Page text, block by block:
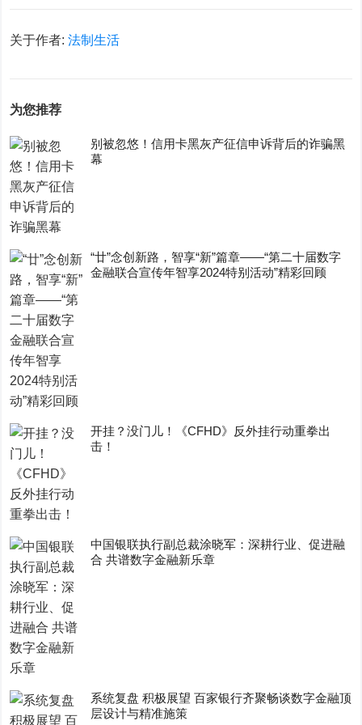
关于作者:法制生活
为您推荐
别被忽悠！信用卡黑灰产征信申诉背后的诈骗黑
幕
“廿”念创新路，智享“新”篇章——“第二十届数字
金融联合宣传年智享2024特别活动”精彩回顾
开挂？没门儿！《CFHD》反外挂行动重拳出
击！
中国银联执行副总裁涂晓军：深耕行业、促进融
合 共谱数字金融新乐章
系统复盘 积极展望 百家银行齐聚畅谈数字金融顶
层设计与精准施策